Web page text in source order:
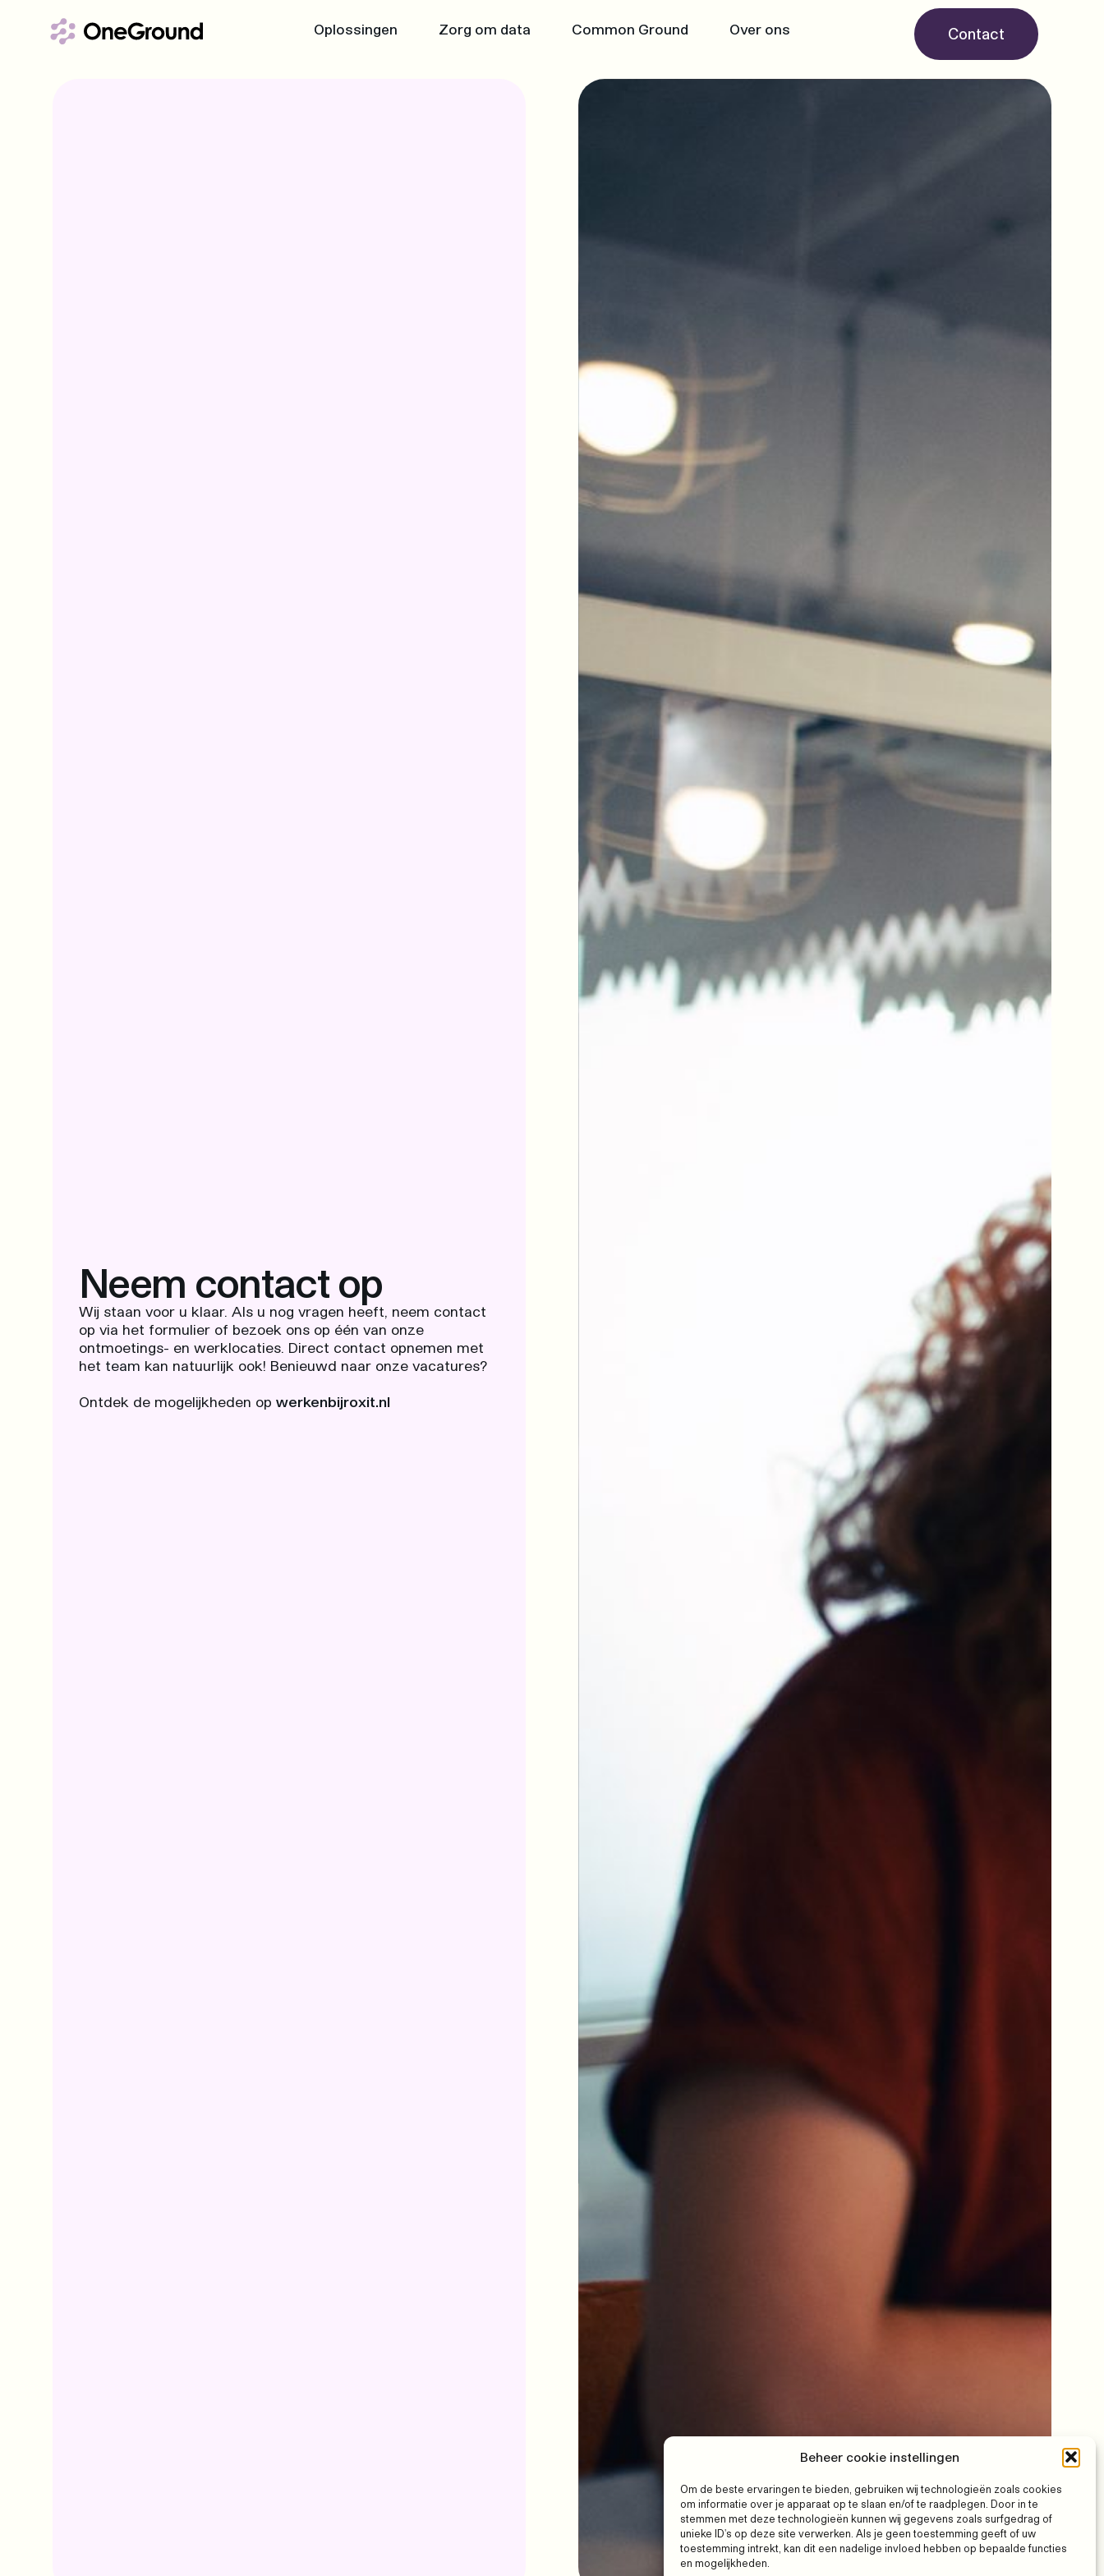
Beheer cookie instellingen
Om de beste ervaringen te bieden, gebruiken wij technologieën zoals cookies
om informatie over je apparaat op te slaan en/of te raadplegen. Door in te
stemmen met deze technologieën kunnen wij gegevens zoals surfgedrag of
unieke ID's op deze site verwerken. Als je geen toestemming geeft of uw
toestemming intrekt, kan dit een nadelige invloed hebben op bepaalde functies
en mogelijkheden.
Contact
Oplossingen Zorg om data Common Ground Over ons
Neem contact op
Wij staan voor u klaar. Als u nog vragen heeft, neem contact
op via het formulier of bezoek ons op één van onze
ontmoetings- en werklocaties. Direct contact opnemen met
het team kan natuurlijk ook! Benieuwd naar onze vacatures?
Ontdek de mogelijkheden op werkenbijroxit.nl